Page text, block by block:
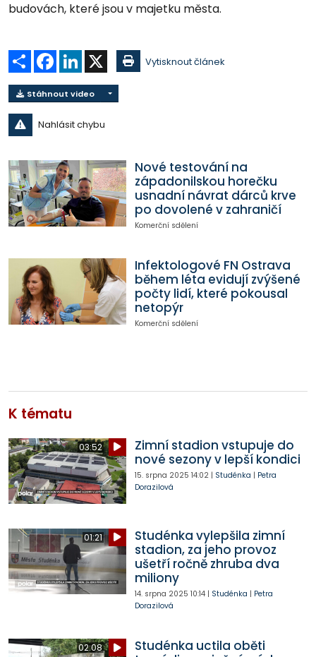
budovách, které jsou v majetku města.
Sdílet Facebook
LinkedIn Vytisknout článek
Stáhnout video
Nahlásit chybu
Nové testování na
západonilskou horečku
usnadní návrat dárců krve
po dovolené v zahraničí
Komerční sdělení
Infektologové FN Ostrava
během léta evidují zvýšené
počty lidí, které pokousal
netopýr
Komerční sdělení
K tématu
03:52
Zimní stadion vstupuje do
nové sezony v lepší kondici
15. srpna 2025 14:02| Studénka | Petra
Dorazilová
01:21
Studénka vylepšila zimní
stadion, za jeho provoz
ušetří ročně zhruba dva
miliony
14. srpna 2025 10:14| Studénka | Petra
Dorazilová
02:08
Studénka uctila oběti